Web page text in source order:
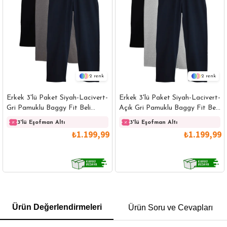
2
Erkek 3'lü Paket Siyah-Lacivert-
Gri Pamuklu Baggy Fit Beli
Bağcıklı Yan Cepli Örme
Eşofman Altı
3'lü Eşofman Altı
₺1.199,99
2
Erkek 3'lü Paket Siyah-Lacivert-
Açık Gri Pamuklu Baggy Fit Beli
Bağcıklı Yan Cepli Örme
Eşofman Altı
3'lü Eşofman Altı
₺1.199,99
POLO YAKA T-SHIRT KEMER BOXER
Ürün Değerlendirmeleri Ürün Soru ve Cevapları